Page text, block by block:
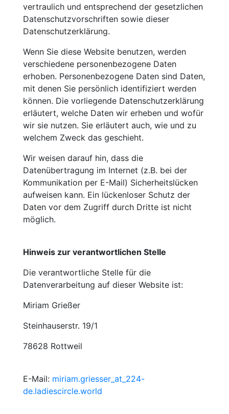
vertraulich und entsprechend der gesetzlichen
Datenschutzvorschriften sowie dieser
Datenschutzerklärung.
Wenn Sie diese Website benutzen, werden
verschiedene personenbezogene Daten
erhoben. Personenbezogene Daten sind Daten,
mit denen Sie persönlich identifiziert werden
können. Die vorliegende Datenschutzerklärung
erläutert, welche Daten wir erheben und wofür
wir sie nutzen. Sie erläutert auch, wie und zu
welchem Zweck das geschieht.
Wir weisen darauf hin, dass die
Datenübertragung im Internet (z.B. bei der
Kommunikation per E-Mail) Sicherheitslücken
aufweisen kann. Ein lückenloser Schutz der
Daten vor dem Zugriff durch Dritte ist nicht
möglich.
Hinweis zur verantwortlichen Stelle
Die verantwortliche Stelle für die
Datenverarbeitung auf dieser Website ist:
Miriam Grießer
Steinhauserstr. 19/1
78628 Rottweil
E-Mail: miriam.griesser _at_ 224-
de.ladiescircle.world